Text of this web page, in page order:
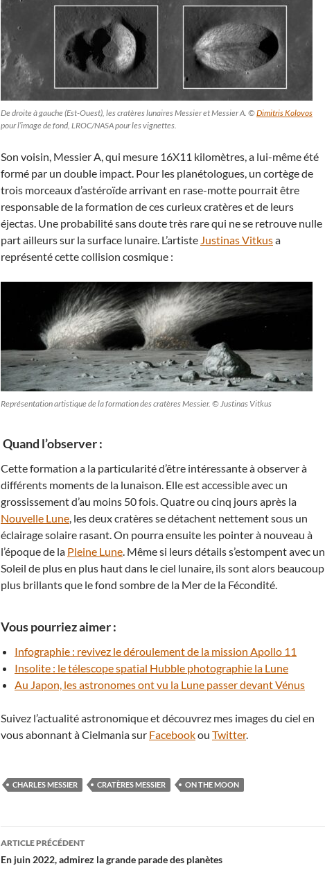
De droite à gauche (Est-Ouest), les cratères lunaires Messier et Messier A. ©Dimitris Kolovos
pour l’image de fond, LROC/NASA pour les vignettes.
Son voisin, Messier A, qui mesure 16X11 kilomètres, a lui-même été
formé par un double impact. Pour les planétologues, un cortège de
trois morceaux d’astéroïde arrivant en rase-motte pourrait être
responsable de la formation de ces curieux cratères et de leurs
éjectas. Une probabilité sans doute très rare qui ne se retrouve nulle
part ailleurs sur la surface lunaire. L’artiste Justinas Vitkusa
représenté cette collision cosmique :
Représentation artistique de la formation des cratères Messier. © Justinas Vitkus
Quand l’observer :
Cette formation a la particularité d’être intéressante à observer à
différents moments de la lunaison. Elle est accessible avec un
grossissement d’au moins 50 fois. Quatre ou cinq jours après la
Nouvelle Lune, les deux cratères se détachent nettement sous un
éclairage solaire rasant. On pourra ensuite les pointer à nouveau à
l’époque de la Pleine Lune. Même si leurs détails s’estompent avec un
Soleil de plus en plus haut dans le ciel lunaire, ils sont alors beaucoup
plus brillants que le fond sombre de la Mer de la Fécondité.
Vous pourriez aimer :
Infographie : revivez le déroulement de la mission Apollo 11
Insolite : le télescope spatial Hubble photographie la Lune
Au Japon, les astronomes ont vu la Lune passer devant Vénus
Suivez l’actualité astronomique et découvrez mes images du ciel en
vous abonnant à Cielmania sur Facebookou Twitter.
CHARLES MESSIER CRATÈRES MESSIER ON THE MOON
Navigation
des
ARTICLE PRÉCÉDENT
En juin 2022, admirez la grande parade des planètes